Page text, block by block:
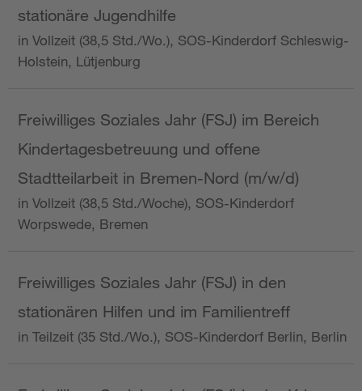
stationäre Jugendhilfe
in Vollzeit (38,5 Std./Wo.), SOS-Kinderdorf Schleswig-
Holstein, Lütjenburg
Freiwilliges Soziales Jahr (FSJ) im Bereich
Kindertagesbetreuung und offene
Stadtteilarbeit in Bremen-Nord (m/w/d)
in Vollzeit (38,5 Std./Woche), SOS-Kinderdorf
Worpswede, Bremen
Freiwilliges Soziales Jahr (FSJ) in den
stationären Hilfen und im Familientreff
in Teilzeit (35 Std./Wo.), SOS-Kinderdorf Berlin, Berlin